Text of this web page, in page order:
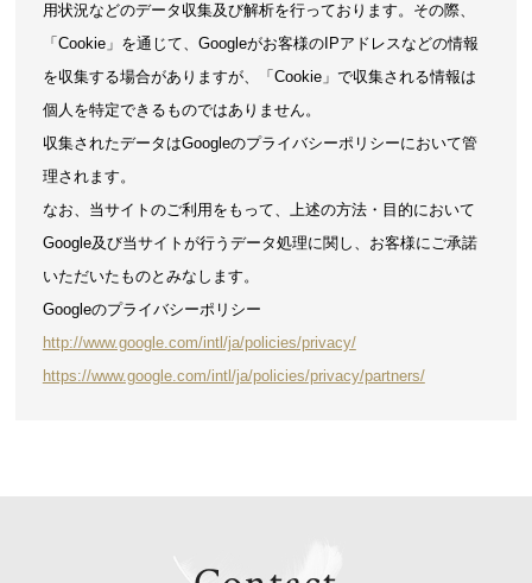
用状況などのデータ収集及び解析を行っております。その際、
「Cookie」を通じて、Googleがお客様のIPアドレスなどの情報
を収集する場合がありますが、「Cookie」で収集される情報は
個人を特定できるものではありません。
収集されたデータはGoogleのプライバシーポリシーにおいて管
理されます。
なお、当サイトのご利用をもって、上述の方法・目的において
Google及び当サイトが行うデータ処理に関し、お客様にご承諾
いただいたものとみなします。
Googleのプライバシーポリシー
http://www.google.com/intl/ja/policies/privacy/
https://www.google.com/intl/ja/policies/privacy/partners/